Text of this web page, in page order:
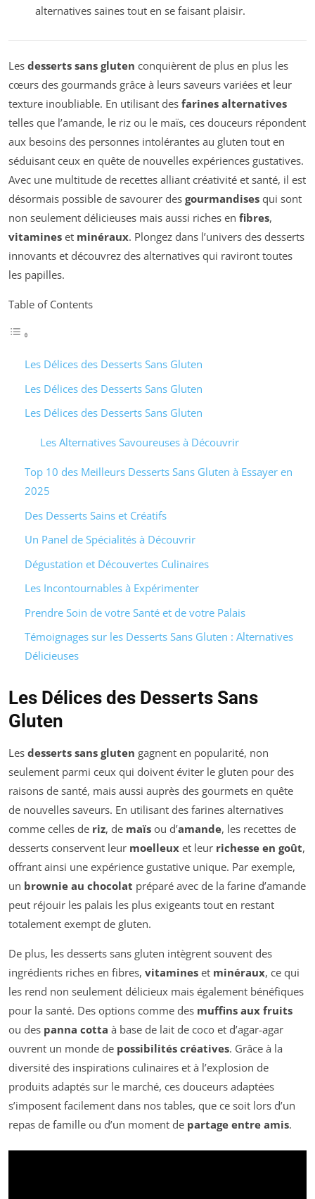
alternatives saines tout en se faisant plaisir.
Les desserts sans gluten conquièrent de plus en plus les
cœurs des gourmands grâce à leurs saveurs variées et leur
texture inoubliable. En utilisant des farines alternatives
telles que l’amande, le riz ou le maïs, ces douceurs répondent
aux besoins des personnes intolérantes au gluten tout en
séduisant ceux en quête de nouvelles expériences gustatives.
Avec une multitude de recettes alliant créativité et santé, il est
désormais possible de savourer des gourmandises qui sont
non seulement délicieuses mais aussi riches en fibres,
vitamines et minéraux. Plongez dans l’univers des desserts
innovants et découvrez des alternatives qui raviront toutes
les papilles.
Table of Contents
Les Délices des Desserts Sans Gluten
Les Délices des Desserts Sans Gluten
Les Délices des Desserts Sans Gluten
Les Alternatives Savoureuses à Découvrir
Top 10 des Meilleurs Desserts Sans Gluten à Essayer en
2025
Des Desserts Sains et Créatifs
Un Panel de Spécialités à Découvrir
Dégustation et Découvertes Culinaires
Les Incontournables à Expérimenter
Prendre Soin de votre Santé et de votre Palais
Témoignages sur les Desserts Sans Gluten : Alternatives
Délicieuses
Les Délices des Desserts Sans
Gluten
Les desserts sans gluten gagnent en popularité, non
seulement parmi ceux qui doivent éviter le gluten pour des
raisons de santé, mais aussi auprès des gourmets en quête
de nouvelles saveurs. En utilisant des farines alternatives
comme celles de riz, de maïs ou d’amande, les recettes de
desserts conservent leur moelleux et leur richesse en goût,
offrant ainsi une expérience gustative unique. Par exemple,
un brownie au chocolat préparé avec de la farine d’amande
peut réjouir les palais les plus exigeants tout en restant
totalement exempt de gluten.
De plus, les desserts sans gluten intègrent souvent des
ingrédients riches en fibres, vitamines et minéraux, ce qui
les rend non seulement délicieux mais également bénéfiques
pour la santé. Des options comme des muffins aux fruits
ou des panna cotta à base de lait de coco et d’agar-agar
ouvrent un monde de possibilités créatives. Grâce à la
diversité des inspirations culinaires et à l’explosion de
produits adaptés sur le marché, ces douceurs adaptées
s’imposent facilement dans nos tables, que ce soit lors d’un
repas de famille ou d’un moment de partage entre amis.